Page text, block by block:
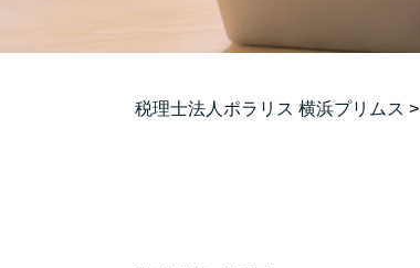
税理士法人ポラリス 横浜プリムス >